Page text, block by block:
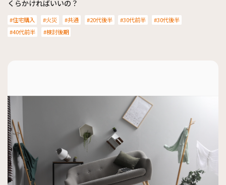
くらかければいいの？
住宅購入 火災 共通 20代後半 30代前半
30代後半
40代前半
検討後期